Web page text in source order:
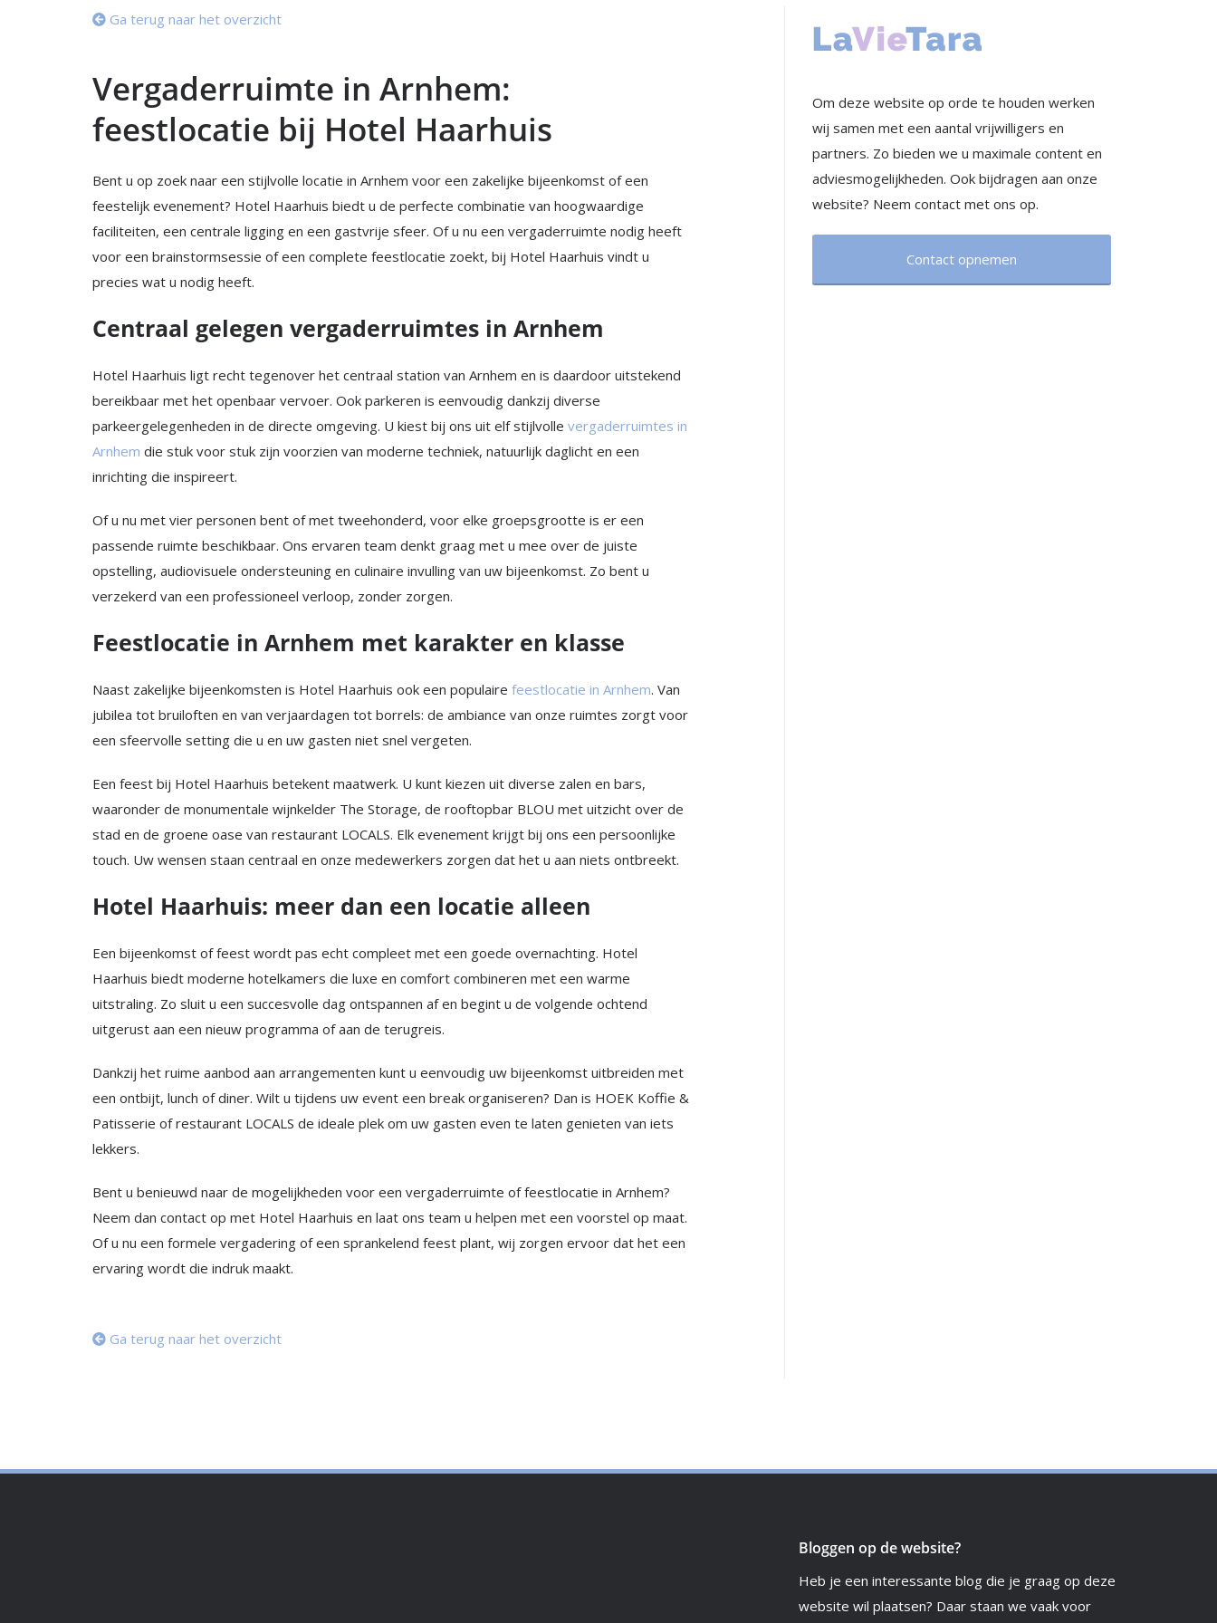
Ga terug naar het overzicht
Vergaderruimte in Arnhem:
feestlocatie bij Hotel Haarhuis
Bent u op zoek naar een stijlvolle locatie in Arnhem voor een zakelijke bijeenkomst of een
feestelijk evenement? Hotel Haarhuis biedt u de perfecte combinatie van hoogwaardige
faciliteiten, een centrale ligging en een gastvrije sfeer. Of u nu een vergaderruimte nodig heeft
voor een brainstormsessie of een complete feestlocatie zoekt, bij Hotel Haarhuis vindt u
precies wat u nodig heeft.
Centraal gelegen vergaderruimtes in Arnhem
Hotel Haarhuis ligt recht tegenover het centraal station van Arnhem en is daardoor uitstekend
bereikbaar met het openbaar vervoer. Ook parkeren is eenvoudig dankzij diverse
parkeergelegenheden in de directe omgeving. U kiest bij ons uit elf stijlvolle vergaderruimtes in
Arnhem die stuk voor stuk zijn voorzien van moderne techniek, natuurlijk daglicht en een
inrichting die inspireert.
Of u nu met vier personen bent of met tweehonderd, voor elke groepsgrootte is er een
passende ruimte beschikbaar. Ons ervaren team denkt graag met u mee over de juiste
opstelling, audiovisuele ondersteuning en culinaire invulling van uw bijeenkomst. Zo bent u
verzekerd van een professioneel verloop, zonder zorgen.
Feestlocatie in Arnhem met karakter en klasse
Naast zakelijke bijeenkomsten is Hotel Haarhuis ook een populaire feestlocatie in Arnhem. Van
jubilea tot bruiloften en van verjaardagen tot borrels: de ambiance van onze ruimtes zorgt voor
een sfeervolle setting die u en uw gasten niet snel vergeten.
Een feest bij Hotel Haarhuis betekent maatwerk. U kunt kiezen uit diverse zalen en bars,
waaronder de monumentale wijnkelder The Storage, de rooftopbar BLOU met uitzicht over de
stad en de groene oase van restaurant LOCALS. Elk evenement krijgt bij ons een persoonlijke
touch. Uw wensen staan centraal en onze medewerkers zorgen dat het u aan niets ontbreekt.
Hotel Haarhuis: meer dan een locatie alleen
Een bijeenkomst of feest wordt pas echt compleet met een goede overnachting. Hotel
Haarhuis biedt moderne hotelkamers die luxe en comfort combineren met een warme
uitstraling. Zo sluit u een succesvolle dag ontspannen af en begint u de volgende ochtend
uitgerust aan een nieuw programma of aan de terugreis.
Dankzij het ruime aanbod aan arrangementen kunt u eenvoudig uw bijeenkomst uitbreiden met
een ontbijt, lunch of diner. Wilt u tijdens uw event een break organiseren? Dan is HOEK Koffie &
Patisserie of restaurant LOCALS de ideale plek om uw gasten even te laten genieten van iets
lekkers.
Bent u benieuwd naar de mogelijkheden voor een vergaderruimte of feestlocatie in Arnhem?
Neem dan contact op met Hotel Haarhuis en laat ons team u helpen met een voorstel op maat.
Of u nu een formele vergadering of een sprankelend feest plant, wij zorgen ervoor dat het een
ervaring wordt die indruk maakt.
Ga terug naar het overzicht
Om deze website op orde te houden werken
wij samen met een aantal vrijwilligers en
partners. Zo bieden we u maximale content en
adviesmogelijkheden. Ook bijdragen aan onze
website? Neem contact met ons op.
Contact opnemen
Bloggen op de website?
Heb je een interessante blog die je graag op deze
website wil plaatsen? Daar staan we vaak voor